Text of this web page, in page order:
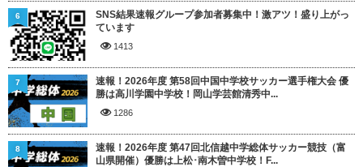
SNS結果速報グループ参加者募集中！激アツ！盛り上がっ
ています
1413
6
速報！2026年度 第58回中国中学校サッカー選手権大会 優
勝は高川学園中学校！岡山学芸館清秀中...
1286
7
速報！2026年度 第47回北信越中学総体サッカー競技（富
山県開催）優勝は上松･南木曽中学校！F...
8